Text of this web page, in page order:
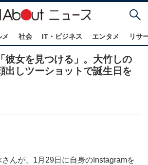
メ 社会 IT・ビジネス エンタメ リサ
彼女を見つける」。大竹しの
出しツーショットで誕生日を
んが、1月29日に自身のInstagramを